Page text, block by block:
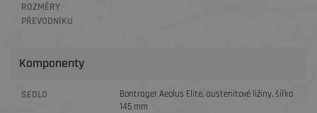
ROZMĚRY
PŘEVODNÍKU
Komponenty
SEDLO
Bontrager Aeolus Elite, austenitové ližiny, šířka
145 mm